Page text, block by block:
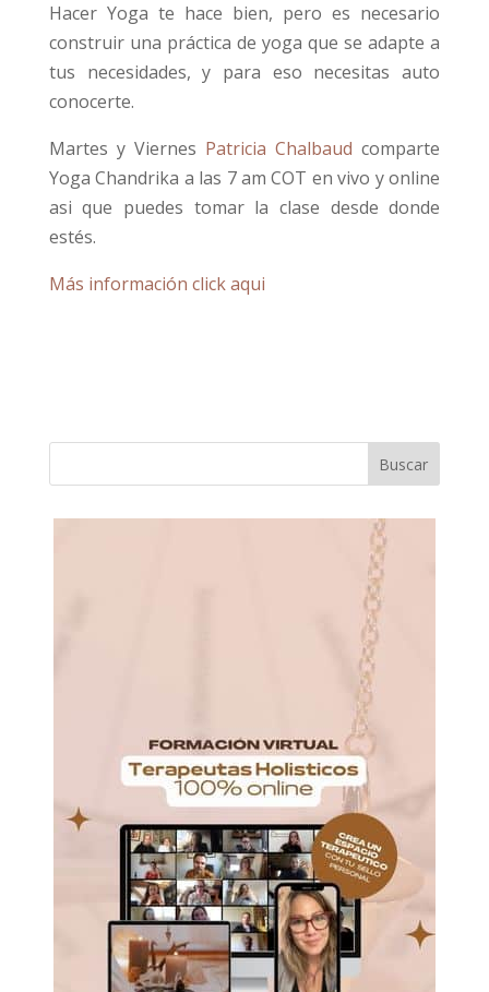
Hacer Yoga te hace bien, pero es necesario
construir una práctica de yoga que se adapte a
tus necesidades, y para eso necesitas auto
conocerte.
Martes y Viernes Patricia Chalbaud comparte
Yoga Chandrika a las 7 am COT en vivo y online
asi que puedes tomar la clase desde donde
estés.
Más información click aqui